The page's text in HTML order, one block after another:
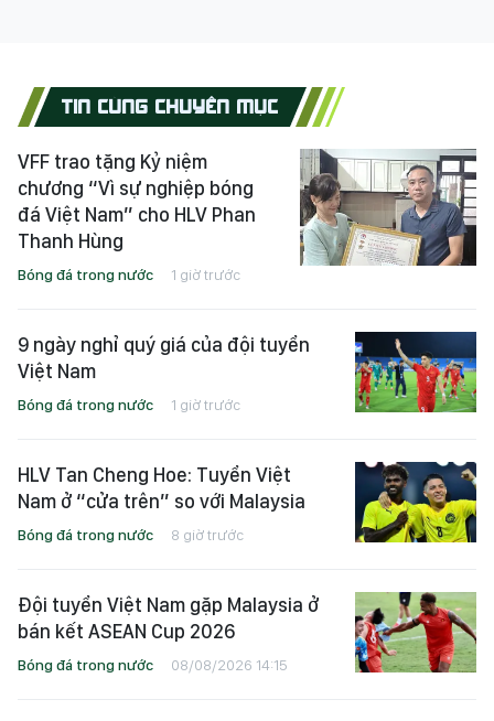
TIN CÙNG CHUYÊN MỤC
VFF trao tặng Kỷ niệm
chương “Vì sự nghiệp bóng
đá Việt Nam” cho HLV Phan
Thanh Hùng
Bóng đá trong nước 1 giờ trước
9 ngày nghỉ quý giá của đội tuyển
Việt Nam
Bóng đá trong nước 1 giờ trước
HLV Tan Cheng Hoe: Tuyển Việt
Nam ở “cửa trên” so với Malaysia
Bóng đá trong nước 8 giờ trước
Đội tuyển Việt Nam gặp Malaysia ở
bán kết ASEAN Cup 2026
Bóng đá trong nước 08/08/2026 14:15